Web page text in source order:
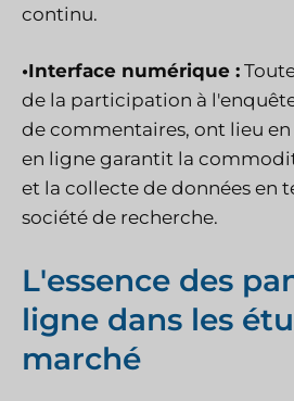
continu.
•Interface numérique :
de la participation à
de commentaires, ont lieu
en ligne garantit la
et la collecte de données en
société de recherche.
L'essence des
ligne dans les
marché